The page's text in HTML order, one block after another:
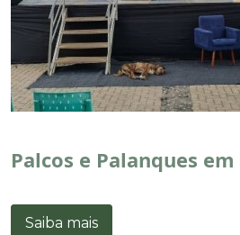
Palcos e Palanques
Saiba mais